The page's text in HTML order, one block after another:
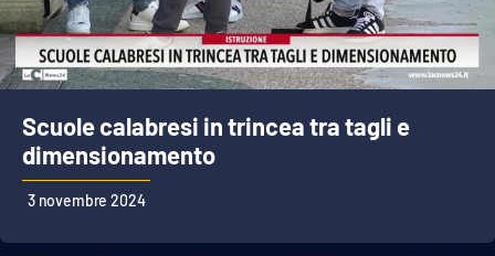
Scuole calabresi in trincea tra tagli e
dimensionamento
3 novembre 2024